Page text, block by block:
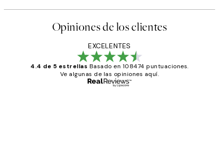
Opiniones de los clientes
EXCELENTES
4.4 de 5 estrellas Basado en 108474 puntuaciones.
Ve algunas de las opiniones aquí.